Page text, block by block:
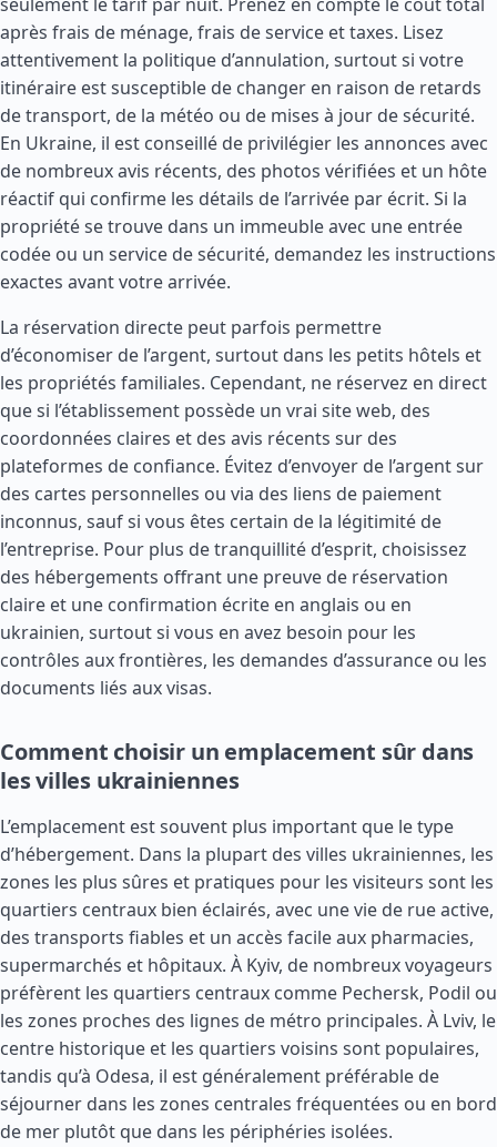
après frais de ménage, frais de service et taxes. Lisez
attentivement la politique d’annulation, surtout si votre
itinéraire est susceptible de changer en raison de retards
de transport, de la météo ou de mises à jour de sécurité.
En Ukraine, il est conseillé de privilégier les annonces avec
de nombreux avis récents, des photos vérifiées et un hôte
réactif qui confirme les détails de l’arrivée par écrit. Si la
propriété se trouve dans un immeuble avec une entrée
codée ou un service de sécurité, demandez les instructions
exactes avant votre arrivée.
La réservation directe peut parfois permettre
d’économiser de l’argent, surtout dans les petits hôtels et
les propriétés familiales. Cependant, ne réservez en direct
que si l’établissement possède un vrai site web, des
coordonnées claires et des avis récents sur des
plateformes de confiance. Évitez d’envoyer de l’argent sur
des cartes personnelles ou via des liens de paiement
inconnus, sauf si vous êtes certain de la légitimité de
l’entreprise. Pour plus de tranquillité d’esprit, choisissez
des hébergements offrant une preuve de réservation
claire et une confirmation écrite en anglais ou en
ukrainien, surtout si vous en avez besoin pour les
contrôles aux frontières, les demandes d’assurance ou les
documents liés aux visas.
Comment choisir un emplacement sûr dans
les villes ukrainiennes
L’emplacement est souvent plus important que le type
d’hébergement. Dans la plupart des villes ukrainiennes, les
zones les plus sûres et pratiques pour les visiteurs sont les
quartiers centraux bien éclairés, avec une vie de rue active,
des transports fiables et un accès facile aux pharmacies,
supermarchés et hôpitaux. À Kyiv, de nombreux voyageurs
préfèrent les quartiers centraux comme Pechersk, Podil ou
les zones proches des lignes de métro principales. À Lviv, le
centre historique et les quartiers voisins sont populaires,
tandis qu’à Odesa, il est généralement préférable de
séjourner dans les zones centrales fréquentées ou en bord
de mer plutôt que dans les périphéries isolées.